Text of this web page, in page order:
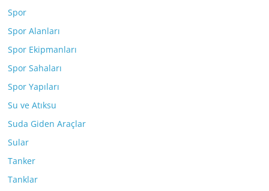
Spor
Spor Alanları
Spor Ekipmanları
Spor Sahaları
Spor Yapıları
Su ve Atıksu
Suda Giden Araçlar
Sular
Tanker
Tanklar